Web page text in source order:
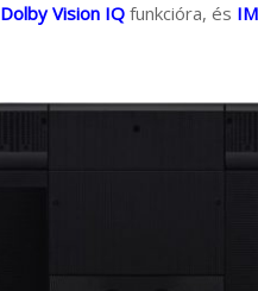
Dolby Vision IQ funkcióra, és